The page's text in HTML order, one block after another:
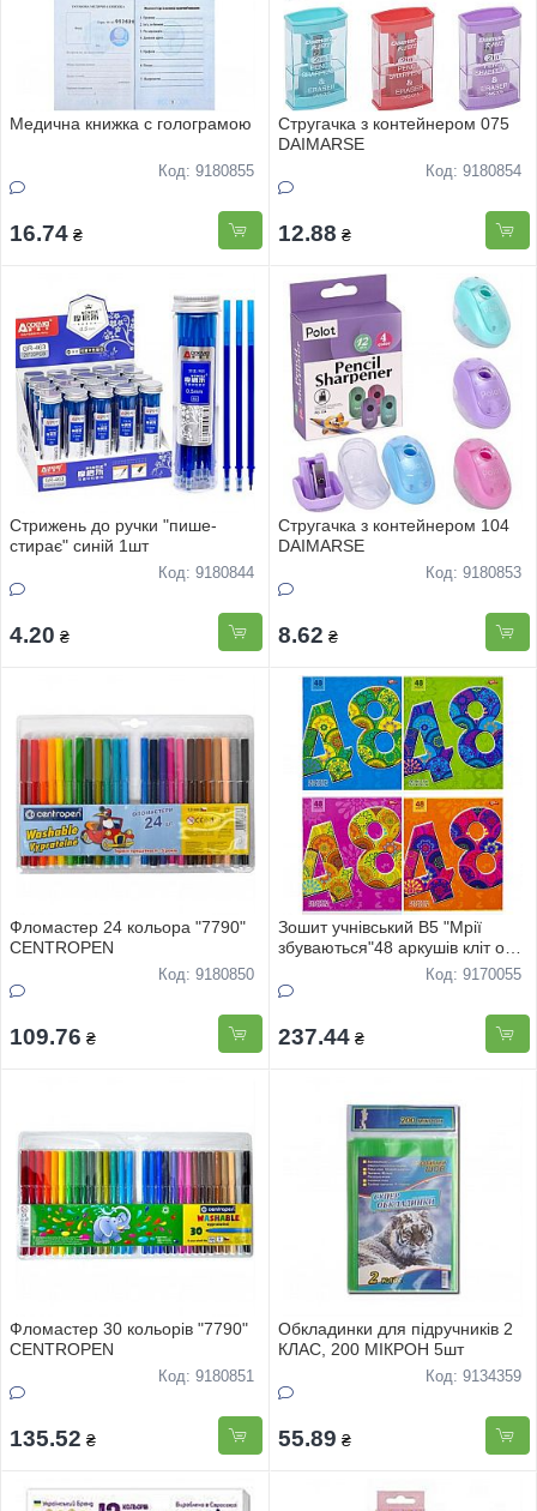
Медична книжка с голограмою
Код: 9180855
16.74 ₴
Стругачка з контейнером 075
DAIMARSE
Код: 9180854
12.88 ₴
Стрижень до ручки "пише-
стирає" синiй 1шт
Код: 9180844
4.20 ₴
Стругачка з контейнером 104
DAIMARSE
Код: 9180853
8.62 ₴
Фломастер 24 кольора "7790"
CENTROPEN
Код: 9180850
109.76 ₴
Зошит учнівський В5 "Мрії
збуваються"48 аркушів клiт офс
Код: 9170055
237.44 ₴
Фломастер 30 кольорів "7790"
CENTROPEN
Код: 9180851
135.52 ₴
Обкладинки для підручників 2
КЛАС, 200 МІКРОН 5шт
Код: 9134359
55.89 ₴